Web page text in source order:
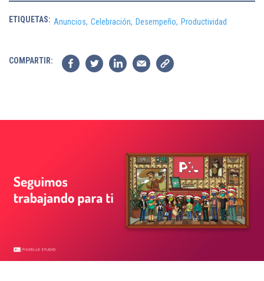
ETIQUETAS: Anuncios, Celebración, Desempeño, Productividad
COMPARTIR: